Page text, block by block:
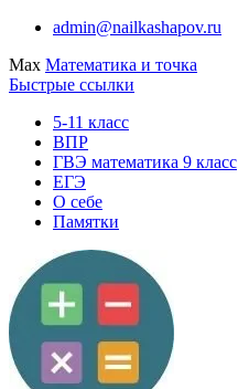
Перейти
содержимому
admin@nailkashapov.ru
Max Математика и точка
Быстрые ссылки
5-11 класс
ВПР
ГВЭ математика 9 класс
ЕГЭ
О себе
Памятки